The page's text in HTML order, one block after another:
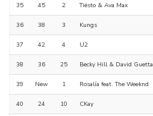
35 45 2 Tiësto & Ava Max
36 38 3 Kungs
37 42 4 U2
38 36 25 Becky Hill & David Guetta
39 New 1 Rosalía feat. The Weeknd
40 24 10 CKay